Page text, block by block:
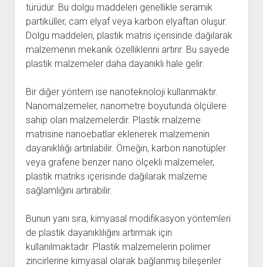
türüdür. Bu dolgu maddeleri genellikle seramik
partiküller, cam elyaf veya karbon elyaftan oluşur.
Dolgu maddeleri, plastik matris içerisinde dağılarak
malzemenin mekanik özelliklerini artırır. Bu sayede
plastik malzemeler daha dayanıklı hale gelir.
Bir diğer yöntem ise nanoteknoloji kullanmaktır.
Nanomalzemeler, nanometre boyutunda ölçülere
sahip olan malzemelerdir. Plastik malzeme
matrisine nanoebatlar eklenerek malzemenin
dayanıklılığı artırılabilir. Örneğin, karbon nanotüpler
veya grafene benzer nano ölçekli malzemeler,
plastik matriks içerisinde dağılarak malzeme
sağlamlığını artırabilir.
Bunun yanı sıra, kimyasal modifikasyon yöntemleri
de plastik dayanıklılığını artırmak için
kullanılmaktadır. Plastik malzemelerin polimer
zincirlerine kimyasal olarak bağlanmış bileşenler